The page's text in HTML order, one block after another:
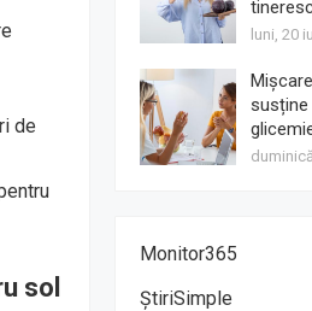
de
sol
luni, 20
Monitor365
ȘtiriSimple